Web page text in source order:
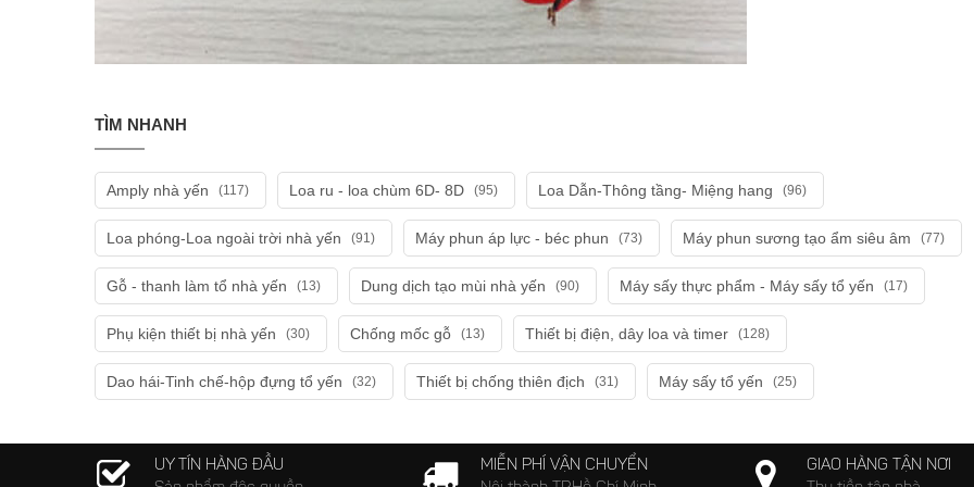
TÌM NHANH
Amply nhà yến (117) Loa ru - loa chùm 6D- 8D (95) Loa Dẫn-Thông tầng- Miệng hang (96)
Loa phóng-Loa ngoài trời nhà yến (91) Máy phun áp lực - béc phun (73) Máy phun sương tạo ẩm siêu âm (77)
Gỗ - thanh làm tổ nhà yến (13) Dung dịch tạo mùi nhà yến (90) Máy sấy thực phẩm - Máy sấy tổ yến (17)
Phụ kiện thiết bị nhà yến (30) Chống mốc gỗ (13) Thiết bị điện, dây loa và timer (128)
Dao hái-Tinh chế-hộp đựng tổ yến (32) Thiết bị chống thiên địch (31) Máy sấy tổ yến (25)
UY TÍN HÀNG ĐẦU
MIỄN PHÍ VẬN CHUYỂN
GIAO HÀNG TẬN NƠI